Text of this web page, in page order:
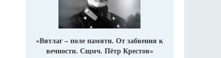
«Вятлаг – поле памяти. От забвения к
вечности. Сщмч. Пётр Крестов»